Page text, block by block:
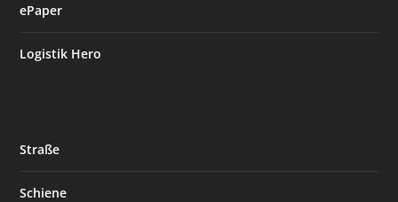
ePaper
Logistik Hero
Straße
Schiene